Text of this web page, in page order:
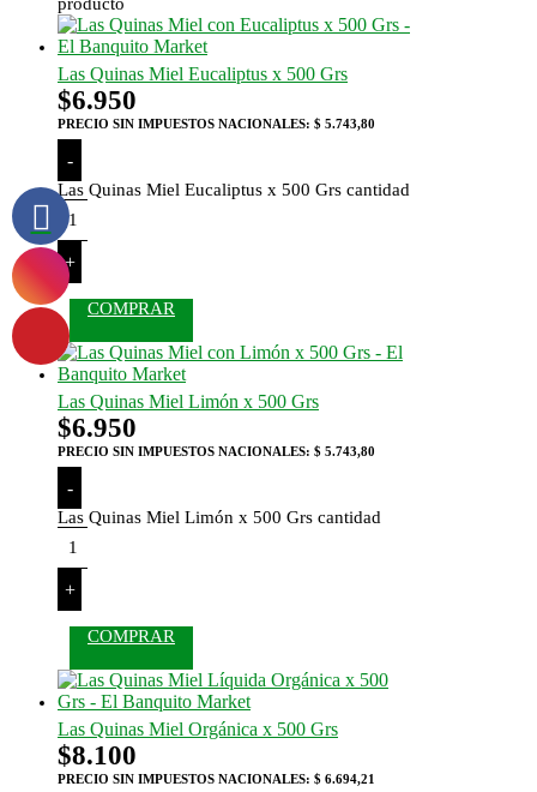
producto
Las Quinas Miel Eucaliptus x 500 Grs
$6.950
PRECIO SIN IMPUESTOS NACIONALES: $ 5.743,80
-
Las Quinas Miel Eucaliptus x 500 Grs cantidad
+
COMPRAR
Las Quinas Miel Limón x 500 Grs
$6.950
PRECIO SIN IMPUESTOS NACIONALES: $ 5.743,80
-
Las Quinas Miel Limón x 500 Grs cantidad
+
COMPRAR
Las Quinas Miel Orgánica x 500 Grs
$8.100
PRECIO SIN IMPUESTOS NACIONALES: $ 6.694,21